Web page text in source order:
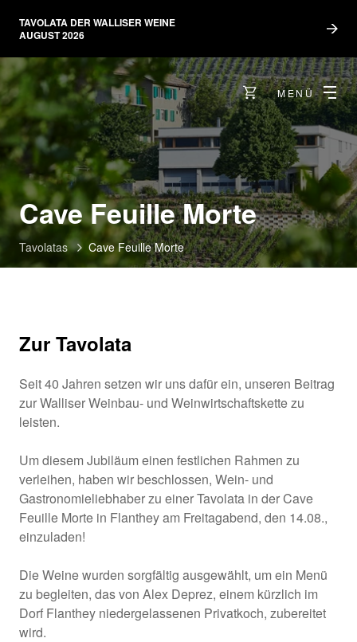
TAVOLATA DER WALLISER WEINE
AUGUST 2026
MENÜ
Cave Feuille Morte
Tavolatas Cave Feuille Morte
Zur Tavolata
Seit 40 Jahren setzen wir uns dafür ein, unseren Beitrag
zur Walliser Weinbau- und Weinwirtschaftskette zu
leisten.
Um diesem Jubiläum einen festlichen Rahmen zu
verleihen, haben wir beschlossen, Wein- und
Gastronomieliebhaber zu einer Tavolata in der Cave
Feuille Morte in Flanthey am Freitagabend, den 14.08.,
einzuladen!
Die Weine wurden sorgfältig ausgewählt, um ein Menü
zu begleiten, das von Alex Deprez, einem kürzlich im
Dorf Flanthey niedergelassenen Privatkoch, zubereitet
wird.